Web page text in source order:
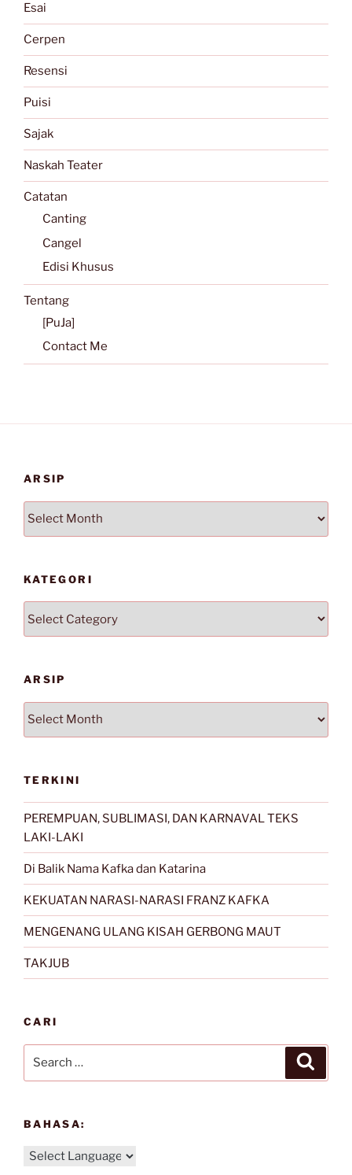
Esai
Cerpen
Resensi
Puisi
Sajak
Naskah Teater
Catatan
Canting
Cangel
Edisi Khusus
Tentang
[PuJa]
Contact Me
ARSIP
Arsip
KATEGORI
ARSIP
Arsip
TERKINI
PEREMPUAN, SUBLIMASI, DAN KARNAVAL TEKS
LAKI-LAKI
Di Balik Nama Kafka dan Katarina
KEKUATAN NARASI-NARASI FRANZ KAFKA
MENGENANG ULANG KISAH GERBONG MAUT
TAKJUB
CARI
BAHASA: